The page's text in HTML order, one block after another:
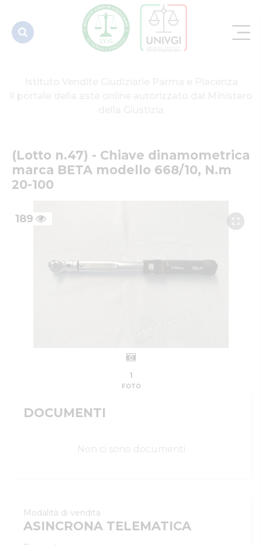
20-100
(Lotto n.47) - Chiave dinamometrica
marca BETA modello 668/10, N.m
20-100
189
1
FOTO
DOCUMENTI
Non ci sono documenti
Modalità di vendita
ASINCRONA TELEMATICA